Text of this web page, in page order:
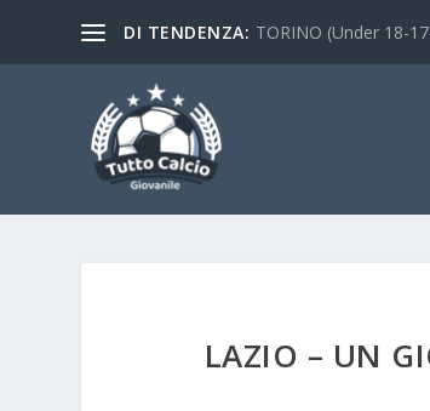
DI TENDENZA: TORINO (Under 18-
LAZIO – UN